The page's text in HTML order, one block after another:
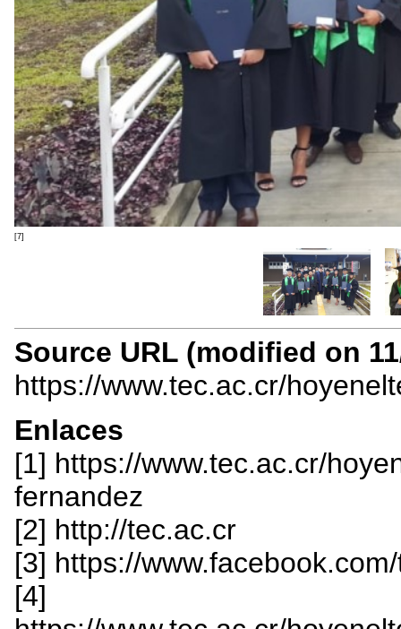
[7]
Source URL (modified on
https://www.tec.ac.cr/
Enlaces
[1] https://www.tec.ac.cr/
fernandez
[2] http://tec.ac.cr
[3] https://
[4]